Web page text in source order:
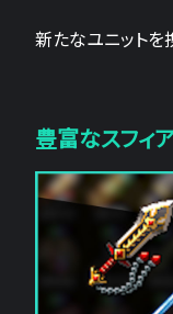
新たなユニットを
豊富なスフィ